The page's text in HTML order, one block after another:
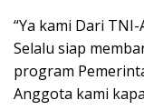
“Ya kami Dari
Selalu siap
program
Anggota kami